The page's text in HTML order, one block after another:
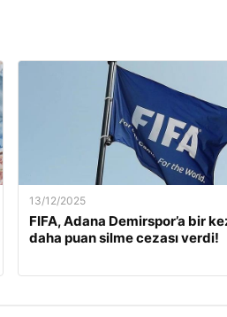
13/12/2025
FIFA, Adana Demirspor’a bir
daha puan silme cezası verdi!